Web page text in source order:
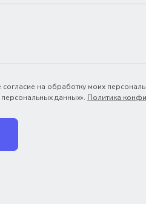
на обработку моих
данных». Политика